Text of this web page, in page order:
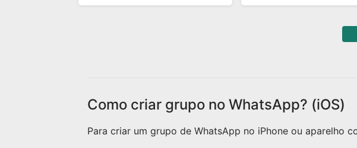
IMPORTANTE PARA NAO
presença. Não
Como criar grupo no WhatsApp? (iOS)
Para criar um grupo de WhatsApp no iPhone ou aparelho